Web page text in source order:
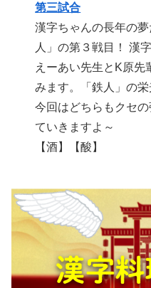
第三試合
漢字ちゃんの長年の
人」の第３戦目！ 漢
えーあい先生とK原先
みます。「鉄人」の
今回はどちらもクセ
ていきますよ～
【酒】【酸】